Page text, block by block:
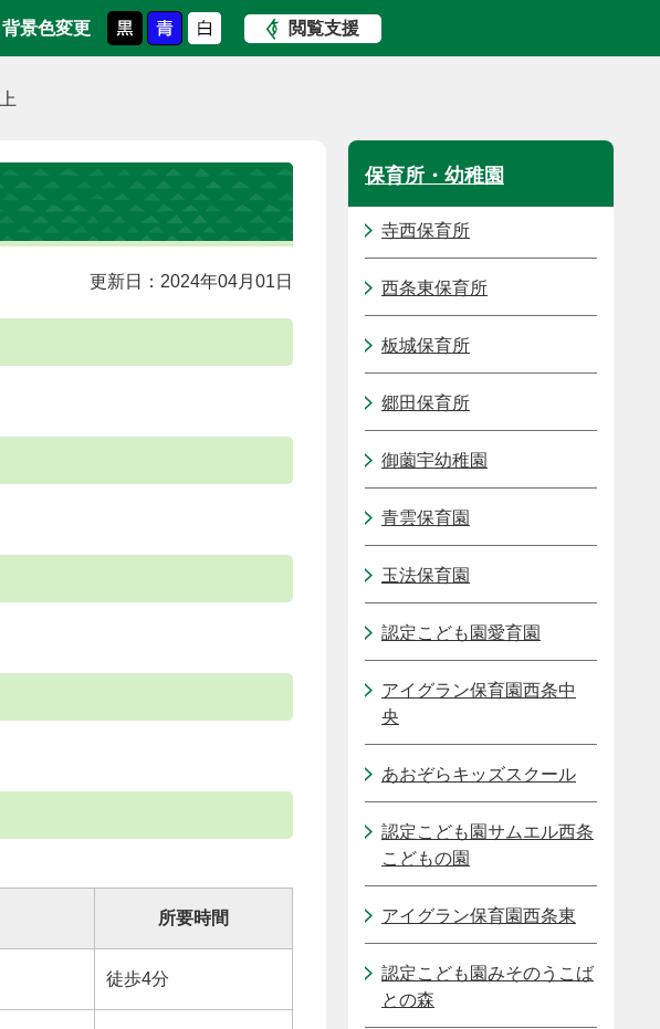
背景色変更 閲覧支援
更新日：2024年04月01日
所要時間
徒歩4分
保育所・幼稚園
寺西保育所
西条東保育所
板城保育所
郷田保育所
御薗宇幼稚園
青雲保育園
玉法保育園
認定こども園愛育園
アイグラン保育園西条中
央
あおぞらキッズスクール
認定こども園サムエル西条
こどもの園
アイグラン保育園西条東
認定こども園みそのうこば
との森